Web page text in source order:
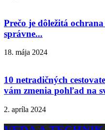
Prečo je dôležitá
správne...
18. mája 2024
10 netradičných
vám zmenia pohľad na
2. apríla 2024